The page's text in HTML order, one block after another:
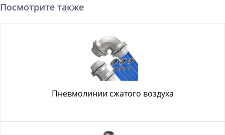
Посмотрите также
Пневмолинии сжатого воздуха